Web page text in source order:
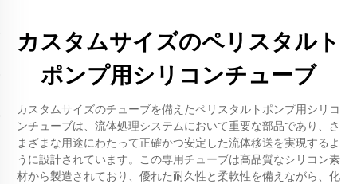
カスタムサイズのペリスタルト
ポンプ用シリコンチューブ
カスタムサイズのチューブを備えたペリスタルトポンプ用シリコ
ンチューブは、流体処理システムにおいて重要な部品であり、さ
まざまな用途にわたって正確かつ安定した流体移送を実現するよ
うに設計されています。この専用チューブは高品質なシリコン素
材から製造されており、優れた耐久性と柔軟性を備えながら、化